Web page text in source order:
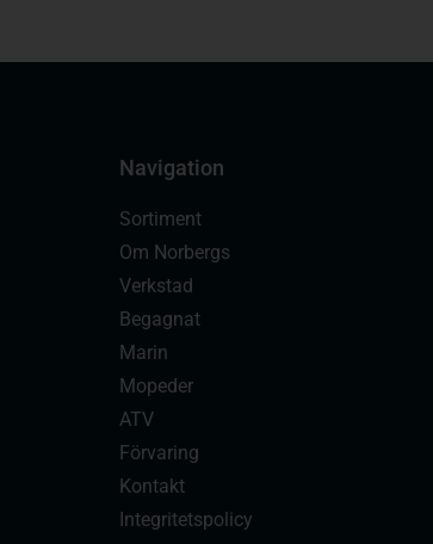
Navigation
Sortiment
Om Norbergs
Verkstad
Begagnat
Marin
Mopeder
ATV
Förvaring
Kontakt
Integritetspolicy